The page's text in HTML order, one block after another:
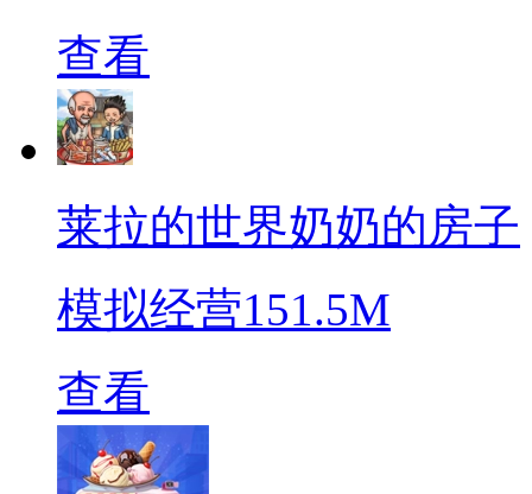
查看
莱拉的世界奶奶的房子
模拟经营151.5M
查看